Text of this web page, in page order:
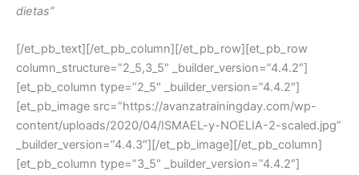
dietas”
[/et_pb_text][/et_pb_column][/et_pb_row][et_pb_row
column_structure=”2_5,3_5″ _builder_version=”4.4.2″]
[et_pb_column type=”2_5″ _builder_version=”4.4.2″]
[et_pb_image src=”https://avanzatrainingday.com/wp-
content/uploads/2020/04/ISMAEL-y-NOELIA-2-scaled.jpg”
_builder_version=”4.4.3″][/et_pb_image][/et_pb_column]
[et_pb_column type=”3_5″ _builder_version=”4.4.2″]